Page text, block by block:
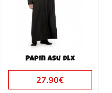
Papin asu dlx
27.90€
muunnelma.